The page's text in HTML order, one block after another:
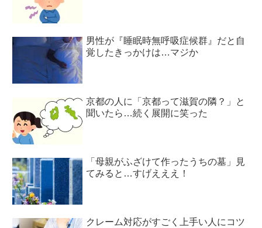
男性が『睡眠時無呼吸症候群』だと自
覚したきっかけは…マジか
京都の人に「京都って滋賀の隣？」と
聞いたら…続く展開に笑った
「母親がふざけて作ったうちの墓」見
てみると…すげえええ！
クレーム対応がすごく上手い人にコツ